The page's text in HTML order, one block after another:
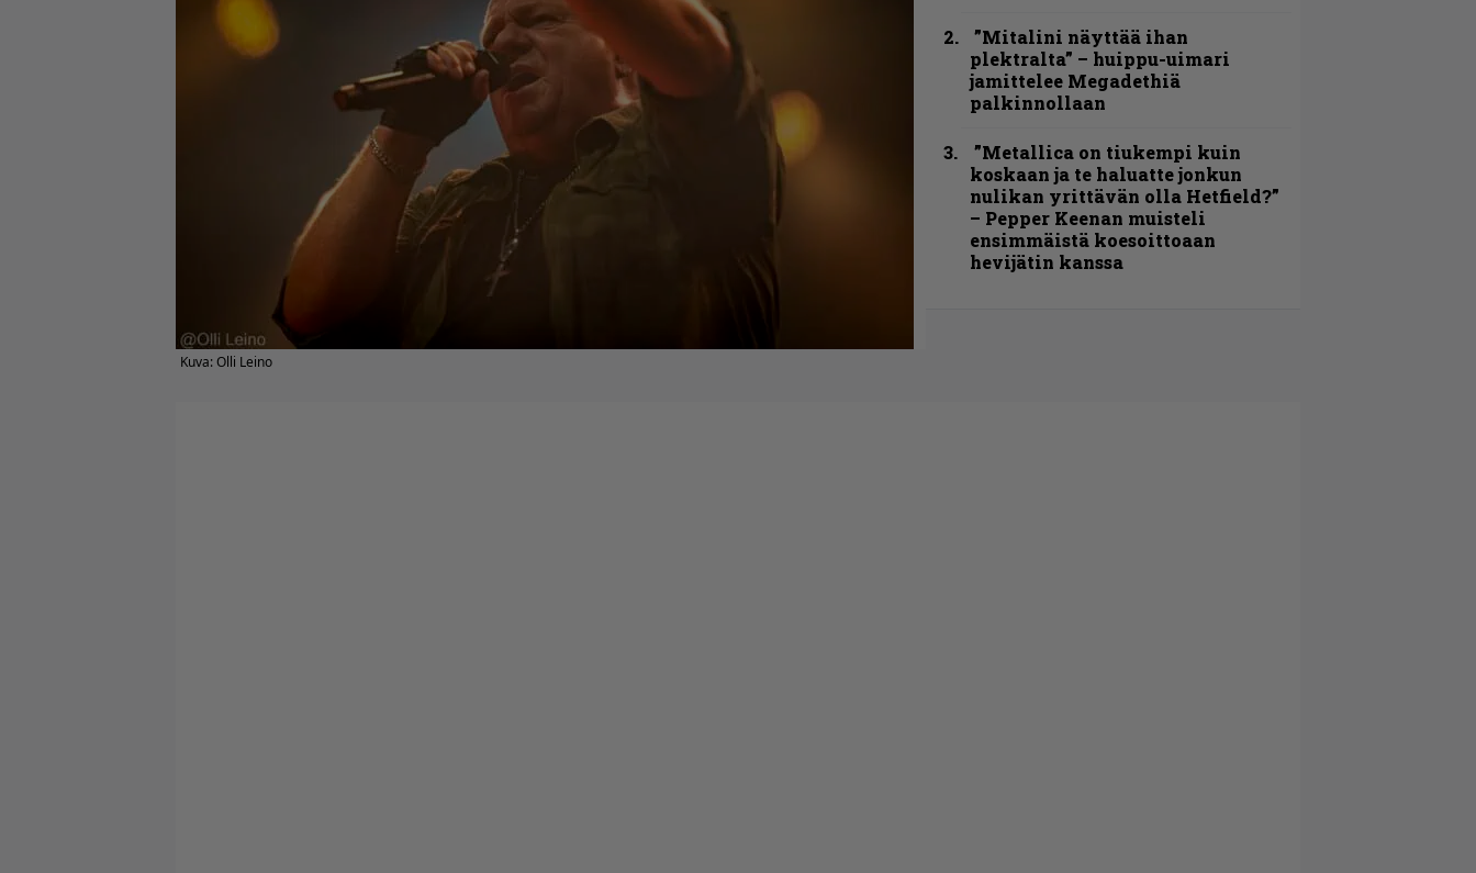
Kuva: Olli Leino
”Mitalini näyttää ihan
plektralta” – huippu-uimari
jamittelee Megadethiä
palkinnollaan
”Metallica on tiukempi kuin
koskaan ja te haluatte jonkun
nulikan yrittävän olla Hetfield?”
– Pepper Keenan muisteli
ensimmäistä koesoittoaan
hevijätin kanssa